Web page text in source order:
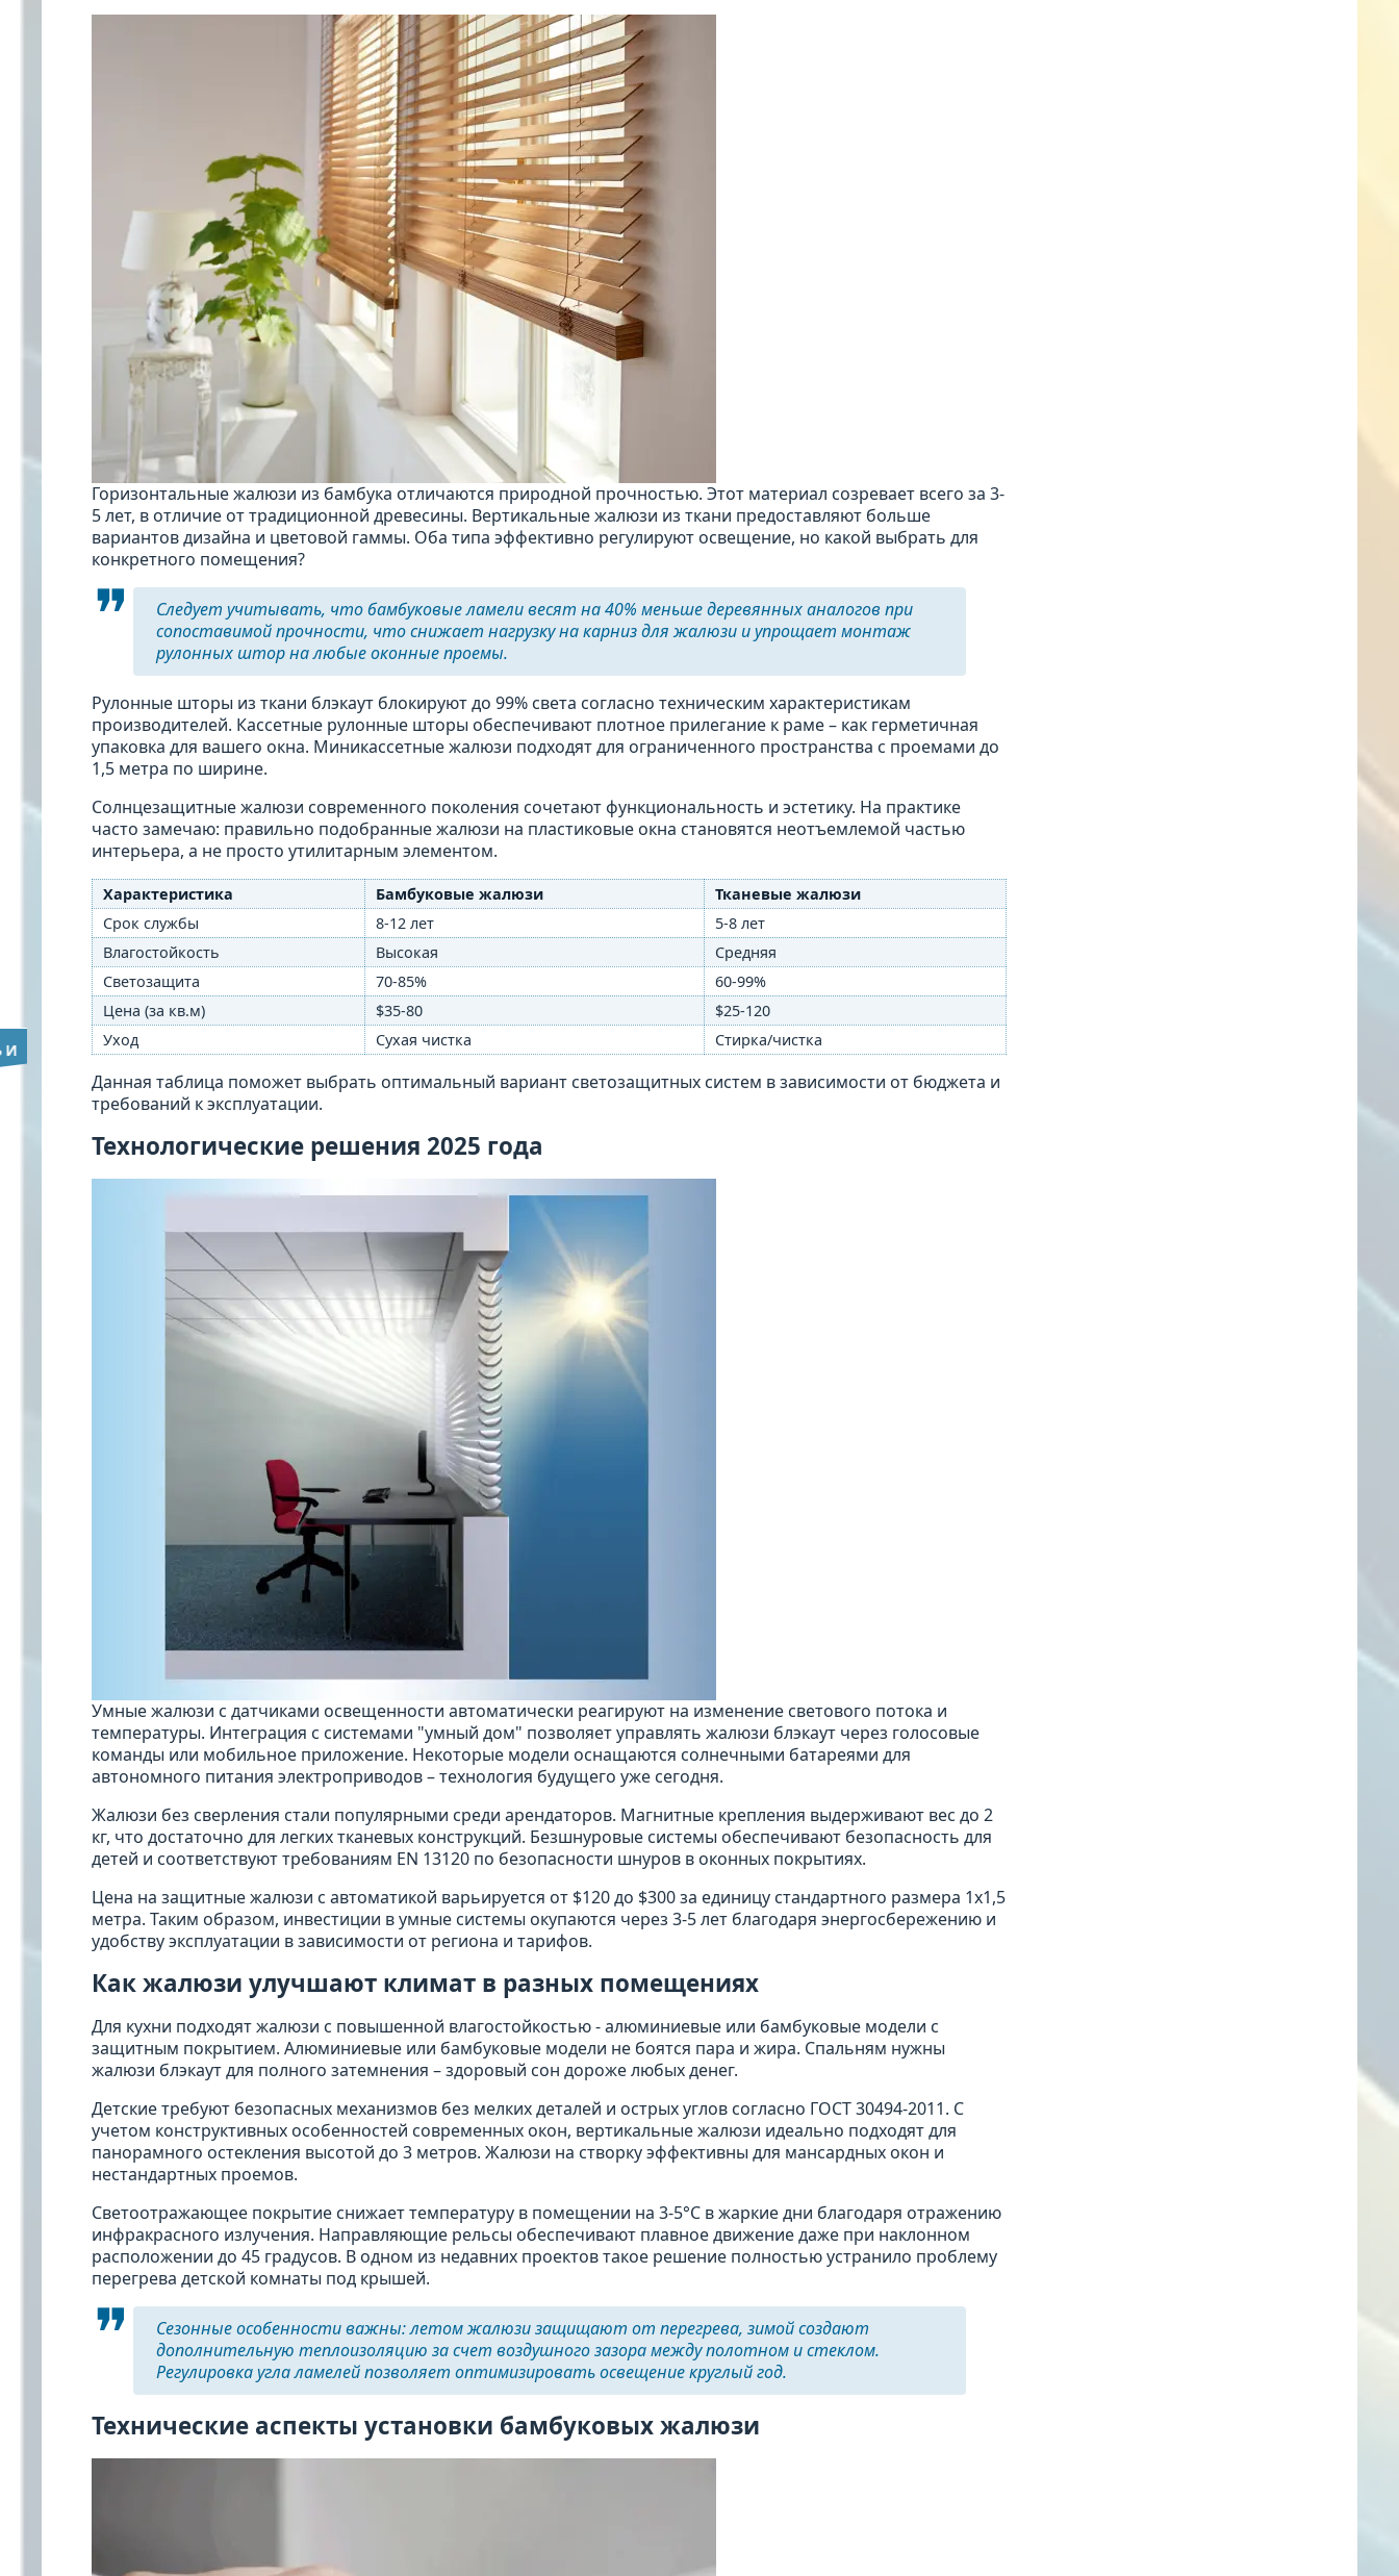
Горизонтальные жалюзи из бамбука отличаются природной прочностью. Этот материал созревает всего за 3-
5 лет, в отличие от традиционной древесины. Вертикальные жалюзи из ткани предоставляют больше
вариантов дизайна и цветовой гаммы. Оба типа эффективно регулируют освещение, но какой выбрать для
конкретного помещения?
Следует учитывать, что бамбуковые ламели весят на 40% меньше деревянных аналогов при
сопоставимой прочности, что снижает нагрузку на карниз для жалюзи и упрощает монтаж
рулонных штор на любые оконные проемы.
Рулонные шторы из ткани блэкаут блокируют до 99% света согласно техническим характеристикам
производителей. Кассетные рулонные шторы обеспечивают плотное прилегание к раме – как герметичная
упаковка для вашего окна. Миникассетные жалюзи подходят для ограниченного пространства с проемами до
1,5 метра по ширине.
Солнцезащитные жалюзи современного поколения сочетают функциональность и эстетику. На практике
часто замечаю: правильно подобранные жалюзи на пластиковые окна становятся неотъемлемой частью
интерьера, а не просто утилитарным элементом.
Характеристика Бамбуковые жалюзи
Тканевые жалюзи
Срок службы
8-12 лет
5-8 лет
Влагостойкость
Высокая
Средняя
Светозащита
70-85%
60-99%
Цена (за кв.м)
$35-80
$25-120
Уход
Сухая чистка Стирка/чистка
Данная таблица поможет выбрать оптимальный вариант светозащитных систем в зависимости от бюджета и
требований к эксплуатации.
Технологические решения 2025 года
Умные жалюзи с датчиками освещенности автоматически реагируют на изменение светового потока и
температуры. Интеграция с системами "умный дом" позволяет управлять жалюзи блэкаут через голосовые
команды или мобильное приложение. Некоторые модели оснащаются солнечными батареями для
автономного питания электроприводов – технология будущего уже сегодня.
Жалюзи без сверления стали популярными среди арендаторов. Магнитные крепления выдерживают вес до 2
кг, что достаточно для легких тканевых конструкций. Безшнуровые системы обеспечивают безопасность для
детей и соответствуют требованиям EN 13120 по безопасности шнуров в оконных покрытиях.
Цена на защитные жалюзи с автоматикой варьируется от $120 до $300 за единицу стандартного размера 1х1,5
метра. Таким образом, инвестиции в умные системы окупаются через 3-5 лет благодаря энергосбережению и
удобству эксплуатации в зависимости от региона и тарифов.
Как жалюзи улучшают климат в разных помещениях
Для кухни подходят жалюзи с повышенной влагостойкостью - алюминиевые или бамбуковые модели с
защитным покрытием. Алюминиевые или бамбуковые модели не боятся пара и жира. Спальням нужны
жалюзи блэкаут для полного затемнения – здоровый сон дороже любых денег.
Детские требуют безопасных механизмов без мелких деталей и острых углов согласно ГОСТ 30494-2011. С
учетом конструктивных особенностей современных окон, вертикальные жалюзи идеально подходят для
панорамного остекления высотой до 3 метров. Жалюзи на створку эффективны для мансардных окон и
нестандартных проемов.
Светоотражающее покрытие снижает температуру в помещении на 3-5°C в жаркие дни благодаря отражению
инфракрасного излучения. Направляющие рельсы обеспечивают плавное движение даже при наклонном
расположении до 45 градусов. В одном из недавних проектов такое решение полностью устранило проблему
перегрева детской комнаты под крышей.
Сезонные особенности важны: летом жалюзи защищают от перегрева, зимой создают
дополнительную теплоизоляцию за счет воздушного зазора между полотном и стеклом.
Регулировка угла ламелей позволяет оптимизировать освещение круглый год.
Технические аспекты установки бамбуковых жалюзи